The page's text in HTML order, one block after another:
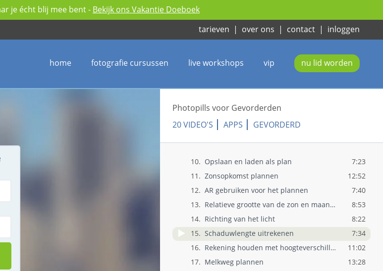
je écht blij mee bent - Bekijk ons Vakantie Doeboek
tarieven | over ons | contact | inloggen
nu lid worden
vip
live workshops
fotografie cursussen
home
Photopills voor Gevorderden
20 VIDEO'S
APPS GEVORDERD
Photopills voor gevorderden
1:43
3.
Opfrisser over de Planner
7:19
5:09
5.
Rode en zwarte pin gebruiken
8:07
6.
Maanfoto plannen
Field of view in de planner
10. Opslaan en laden als plan
7:23
11. Zonsopkomst plannen
12:52
12. AR gebruiken voor het plannen
7:40
13.
Relatieve grootte van de zon en maan pla..
8:53
14. Richting van het licht
8:22
15. Schaduwlengte uitrekenen
7:34
16.
Rekening houden met hoogteverschillen
11:02
17. Melkweg plannen
13:28